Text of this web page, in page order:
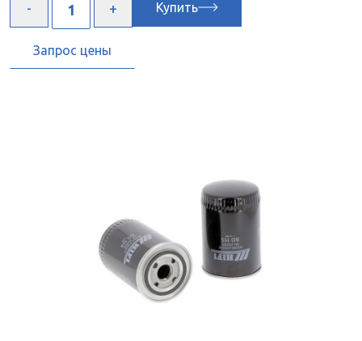
Купить
Запрос цены